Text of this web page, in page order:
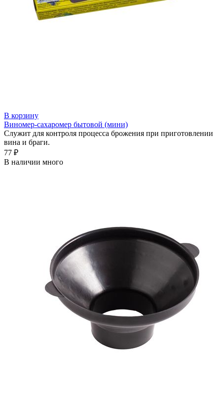
В корзину
Виномер-сахаромер бытовой (мини)
Служит для контроля процесса брожения при приготовлении
вина и браги.
77 ₽
В наличии много